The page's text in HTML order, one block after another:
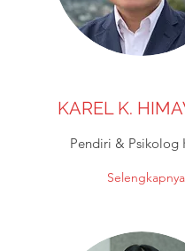
KAREL K.
Pendiri & Psikolog
Selengkapnya